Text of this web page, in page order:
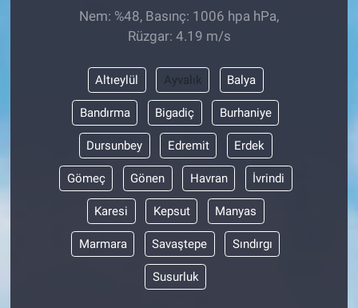
Nem: %48, Basınç: 1006 hpa hPa,
Rüzgar: 4.19 m/s
Altıeylül Ayvalık Balya
Bandırma Bigadiç Burhaniye
Dursunbey Edremit Erdek
Gömeç Gönen Havran İvrindi
Karesi Kepsut Manyas
Marmara Savaştepe Sındırgı
Susurluk